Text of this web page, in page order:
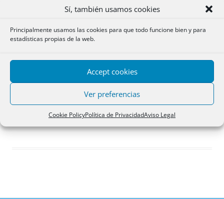
Sí, también usamos cookies
Principalmente usamos las cookies para que todo funcione bien y para
estadísticas propias de la web.
Accept cookies
Ver preferencias
Cookie PolicyPolítica de PrivacidadAviso Legal
Acceder
Registro
¿Has olvidado tu contraseña?